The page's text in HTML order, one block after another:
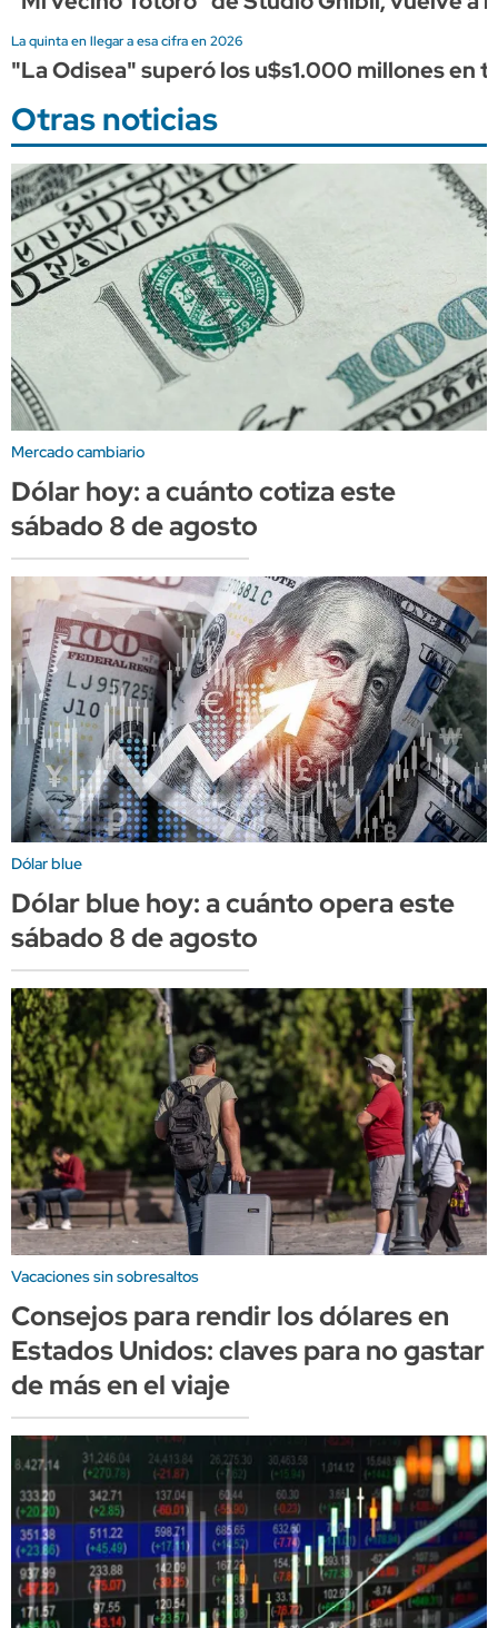
La quinta en llegar a esa cifra en 2026
"La Odisea" superó los u$s1.000 millones en
Otras noticias
Mercado cambiario
Dólar hoy: a cuánto cotiza este
sábado 8 de agosto
Dólar blue
Dólar blue hoy: a cuánto opera este
sábado 8 de agosto
Vacaciones sin sobresaltos
Consejos para rendir los dólares en
Estados Unidos: claves para no gastar
de más en el viaje